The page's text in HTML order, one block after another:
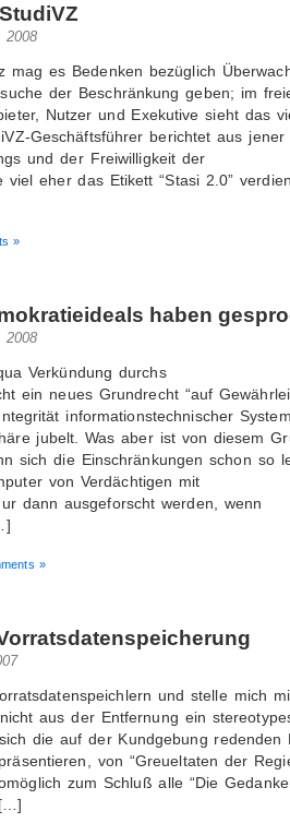
2008
mag es Bedenken bezüglich
der Beschränkung geben; im
Nutzer und Exekutive sieht das
Geschäftsführer berichtet aus jener
und der Freiwilligkeit der
viel eher das Etikett “Stasi 2.0”
»
haben
2008
Verkündung durchs
ein neues Grundrecht “auf
informationstechnischer
jubelt. Was aber ist von diesem
sich die Einschränkungen schon so
von Verdächtigen mit
dann ausgeforscht werden, wenn
»
und stelle mich
aus der Entfernung ein
die auf der Kundgebung redenden
von “Greueltaten der
zum Schluß alle “Die